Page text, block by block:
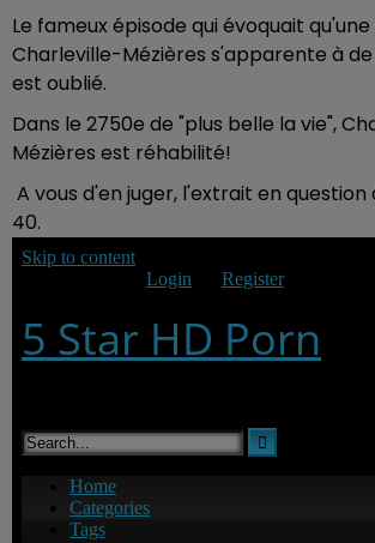
Le fameux épisode qui évoquait
Charleville-Mézières s'apparente à
est oublié.
Dans le 2750e de "plus belle la vie",
Mézières est réhabilité!
A vous d'en juger, l'extrait en
40.